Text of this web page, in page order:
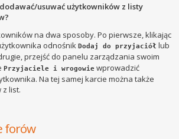
usuwać użytkowników z listy
na dwa sposoby. Po pierwsze, klikając
odnośnikDodaj do przyjaciół lub
przejść do panelu zarządzania swoim
Przyjaciele i wrogowie wprowadzić
Na tej samej karcie można także
list.
forów